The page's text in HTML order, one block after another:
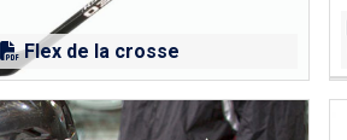
Flex de la crosse